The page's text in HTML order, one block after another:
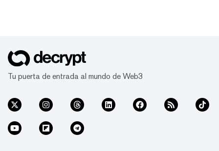
Tu puerta de entrada al mundo de Web3